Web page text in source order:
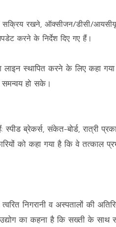
सक्रिय रखने, ऑक्सीजन/डीसी/आयसीयू
करने के निर्देश दिए गए हैं।
लाइन स्थापित करने के लिए कहा
समन्वय हो सके।
ब्रेकर्स, संकेत-बोर्ड, रात्री
को कहा गया है कि वे तत्काल
निगरानी व अस्पतालों की
उद्योग का कहना है कि सख्ती के साथ